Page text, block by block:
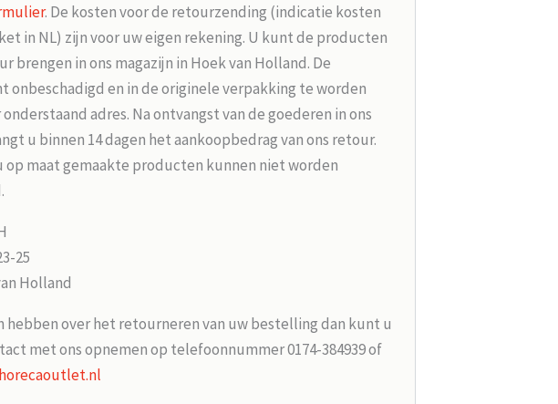
. De kosten voor de retourzending (indicatie kosten
in NL) zijn voor uw eigen rekening. U kunt de producten
brengen in ons magazijn in Hoek van Holland. De
onbeschadigd en in de originele verpakking te worden
adres. Na ontvangst van de goederen in ons
u binnen 14 dagen het aankoopbedrag van ons retour.
op maat gemaakte producten kunnen niet worden
25
Holland
hebben over het retourneren van uw bestelling dan kunt u
met ons opnemen op telefoonnummer 0174-384939 of